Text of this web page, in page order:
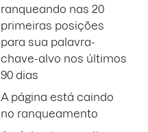
ranqueando nas 20
primeiras posições
para sua palavra-
chave-alvo nos últimos
90 dias
A página está caindo
no ranqueamento